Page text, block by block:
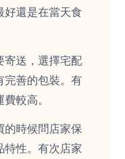
好還是在當天食
寄送，選擇宅配
完善的包裝。有
較高。
的時候問店家保
特性。有次店家